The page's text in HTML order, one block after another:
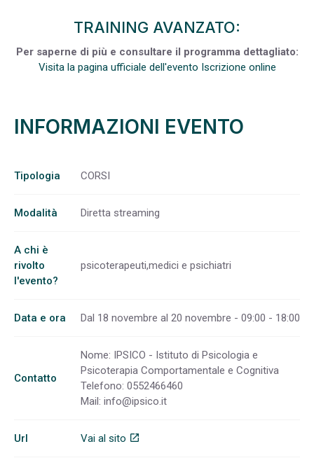
TRAINING AVANZATO:
Per saperne di più e consultare il programma dettagliato:
Visita la pagina ufficiale dell'evento Iscrizione online
INFORMAZIONI EVENTO
Tipologia CORSI
Modalità Diretta streaming
A chi è
rivolto
l'evento?
psicoterapeuti,medici e psichiatri
Data e ora Dal 18 novembre al 20 novembre - 09:00 - 18:00
Contatto
Nome: IPSICO - Istituto di Psicologia e
Psicoterapia Comportamentale e Cognitiva
Telefono: 0552466460
Mail: info@ipsico.it
Url Vai al sito open_in_new